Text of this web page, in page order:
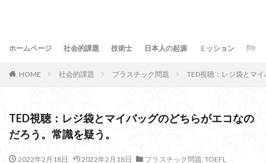
ホームページ 社会的課題 技術士 日本人の起源 ミッション 問合
HOME 社会的課題 プラスチック問題 TED視聴：レジ袋とマ
TED視聴：レジ袋とマイバッグのどちらがエコなの
だろう。常識を疑う。
2022年2月18日 2022年2月18日 プラスチック問題, TOEFL